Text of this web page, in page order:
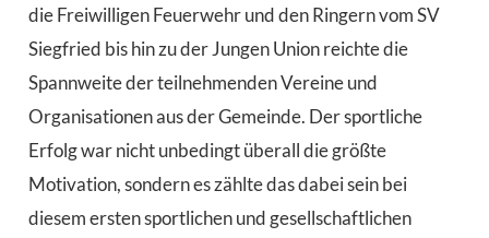
die Freiwilligen Feuerwehr und den Ringern vom SV
Siegfried bis hin zu der Jungen Union reichte die
Spannweite der teilnehmenden Vereine und
Organisationen aus der Gemeinde. Der sportliche
Erfolg war nicht unbedingt überall die größte
Motivation, sondern es zählte das dabei sein bei
diesem ersten sportlichen und gesellschaftlichen